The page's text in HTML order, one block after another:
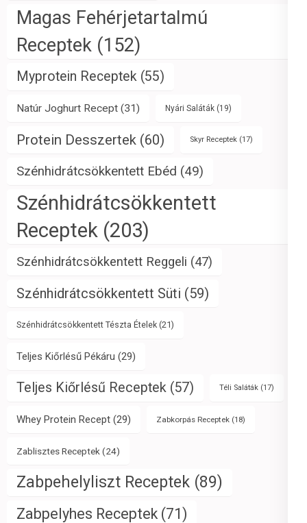
Magas Fehérjetartalmú
Receptek (152)
Myprotein Receptek (55)
Natúr Joghurt Recept (31) Nyári Saláták (19)
Protein Desszertek (60) Skyr Receptek (17)
Szénhidrátcsökkentett Ebéd (49)
Szénhidrátcsökkentett
Receptek (203)
Szénhidrátcsökkentett Reggeli (47)
Szénhidrátcsökkentett Süti (59)
Szénhidrátcsökkentett Tészta Ételek (21)
Teljes Kiőrlésű Pékáru (29)
Teljes Kiőrlésű Receptek (57) Téli Saláták (17)
Whey Protein Recept (29) Zabkorpás Receptek (18)
Zablisztes Receptek (24)
Zabpehelyliszt Receptek (89)
Zabpelyhes Receptek (71)